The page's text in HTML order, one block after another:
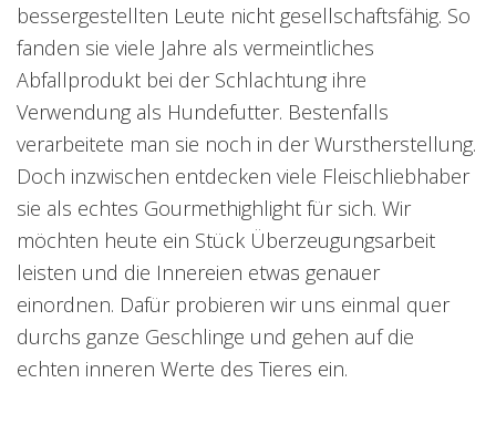
bessergestellten Leute nicht gesellschaftsfähig. So
fanden sie viele Jahre als vermeintliches
Abfallprodukt bei der Schlachtung ihre
Verwendung als Hundefutter. Bestenfalls
verarbeitete man sie noch in der Wurstherstellung.
Doch inzwischen entdecken viele Fleischliebhaber
sie als echtes Gourmethighlight für sich. Wir
möchten heute ein Stück Überzeugungsarbeit
leisten und die Innereien etwas genauer
einordnen. Dafür probieren wir uns einmal quer
durchs ganze Geschlinge und gehen auf die
echten inneren Werte des Tieres ein.